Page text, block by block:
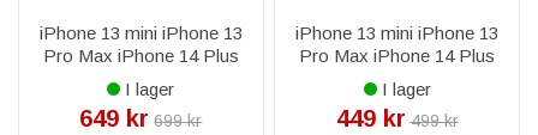
iPhone 13 mini iPhone 13
Pro Max iPhone 14 Plus
iPhone 14 Pro Max iPhone
15 Plus iPhone 15 Pro Max
Baseus Magnetisk
I lager
649 kr 699 kr
iPhone 13 mini iPhone 13
Pro Max iPhone 14 Plus
iPhone 14 Pro Max iPhone
15 Plus iPhone 15 Pro Max
iPhone 16 Plus iPhone 16
I lager
449 kr 499 kr